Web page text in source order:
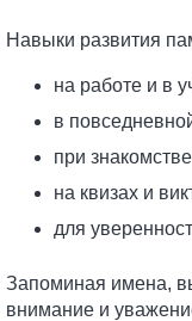
Навыки развития
на работе и в
в
при
на квизах и
для
Запоминая имена,
внимание и